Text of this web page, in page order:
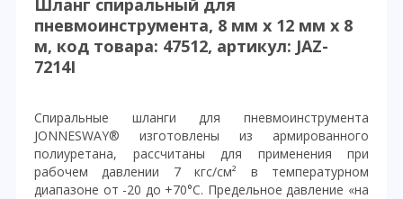
Шланг спиральный для
пневмоинструмента, 8 мм х 12 мм х 8
м, код товара: 47512, артикул: JAZ-
7214I
Спиральные шланги для пневмоинструмента
JONNESWAY® изготовлены из армированного
полиуретана, рассчитаны для применения при
рабочем давлении 7 кгс/см² в температурном
диапазоне от -20 до +70°С. Предельное давление «на